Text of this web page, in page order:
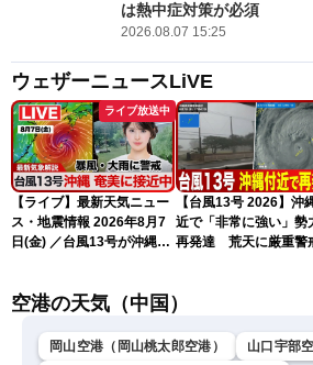
は熱中症対策が必須
2026.08.07 15:25
ウェザーニュースLiVE
ライブ放送中
【ライブ】最新天気ニュー
ス・地震情報 2026年8月7
日(金) ／台風13号が沖縄・
ュースLiVEイブニング・小
【台風13号 2026】沖
近で「非常に強い」勢
再発達 荒天に厳重警
空港の天気（中国）
岡山空港（岡山桃太郎空港） 山口宇部